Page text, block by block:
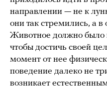
направлении — не к
они так стремились, а в
Животное должно было
чтобы достичь своей
момент от нее
поведение далеко не
возникает